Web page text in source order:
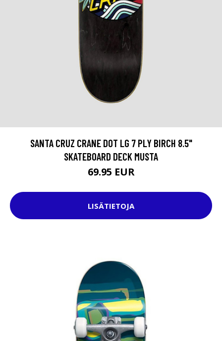
SANTA CRUZ CRANE DOT LG 7 PLY BIRCH 8.5"
SKATEBOARD DECK MUSTA
69.95 EUR
LISÄTIETOJA